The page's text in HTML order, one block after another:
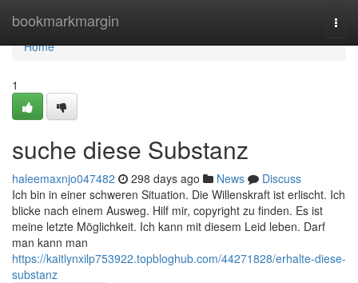
bookmarkmargin
Home
Home
1
suche diese Substanz
haleemaxnjo047482 298 days ago News
Discuss
Ich bin in einer schweren Situation. Die Willenskraft ist erlischt. Ich
blicke nach einem Ausweg. Hilf mir, copyright zu finden. Es ist
meine letzte Möglichkeit. Ich kann mit diesem Leid leben. Darf
man kann man
https://kaitlynxilp753922.topbloghub.com/44271828/erhalte-diese-
substanz